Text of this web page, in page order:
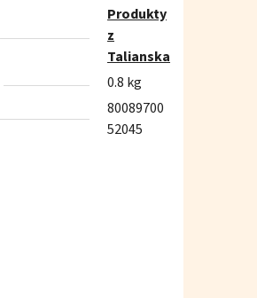
Produkty
z
Talianska
0.8 kg
80089700
52045